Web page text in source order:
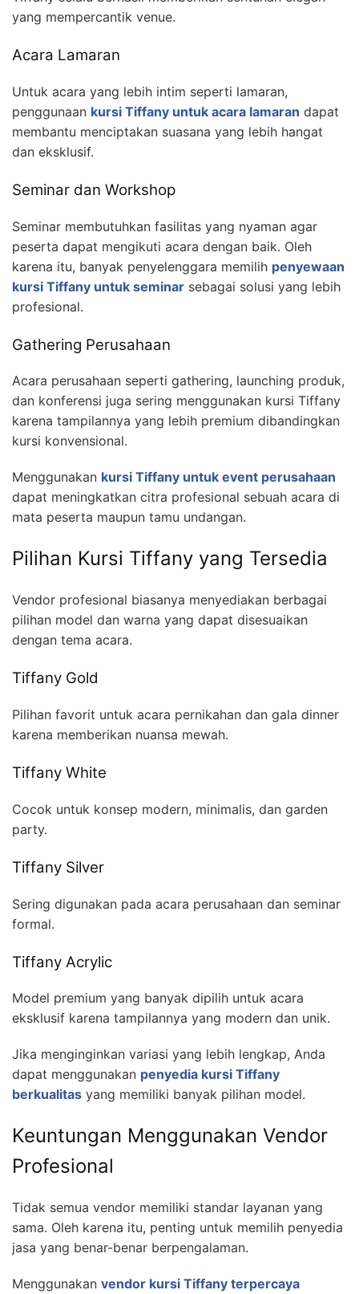
yang mempercantik venue.
Acara Lamaran
Untuk acara yang lebih intim seperti lamaran,
penggunaan kursi Tiffany untuk acara lamaran dapat
membantu menciptakan suasana yang lebih hangat
dan eksklusif.
Seminar dan Workshop
Seminar membutuhkan fasilitas yang nyaman agar
peserta dapat mengikuti acara dengan baik. Oleh
karena itu, banyak penyelenggara memilih penyewaan
kursi Tiffany untuk seminar sebagai solusi yang lebih
profesional.
Gathering Perusahaan
Acara perusahaan seperti gathering, launching produk,
dan konferensi juga sering menggunakan kursi Tiffany
karena tampilannya yang lebih premium dibandingkan
kursi konvensional.
Menggunakan kursi Tiffany untuk event perusahaan
dapat meningkatkan citra profesional sebuah acara di
mata peserta maupun tamu undangan.
Pilihan Kursi Tiffany yang Tersedia
Vendor profesional biasanya menyediakan berbagai
pilihan model dan warna yang dapat disesuaikan
dengan tema acara.
Tiffany Gold
Pilihan favorit untuk acara pernikahan dan gala dinner
karena memberikan nuansa mewah.
Tiffany White
Cocok untuk konsep modern, minimalis, dan garden
party.
Tiffany Silver
Sering digunakan pada acara perusahaan dan seminar
formal.
Tiffany Acrylic
Model premium yang banyak dipilih untuk acara
eksklusif karena tampilannya yang modern dan unik.
Jika menginginkan variasi yang lebih lengkap, Anda
dapat menggunakan penyedia kursi Tiffany
berkualitas yang memiliki banyak pilihan model.
Keuntungan Menggunakan Vendor
Profesional
Tidak semua vendor memiliki standar layanan yang
sama. Oleh karena itu, penting untuk memilih penyedia
jasa yang benar-benar berpengalaman.
Menggunakan vendor kursi Tiffany terpercaya